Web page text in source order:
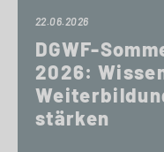
22.06.2026
DGWF-
2026:
stärken